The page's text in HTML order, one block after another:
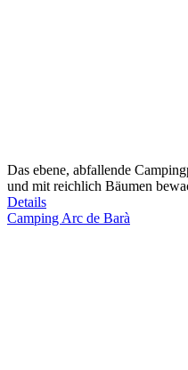
Das ebene, abfallende
und mit reichlich Bäumen
Details
Camping Arc de Barà